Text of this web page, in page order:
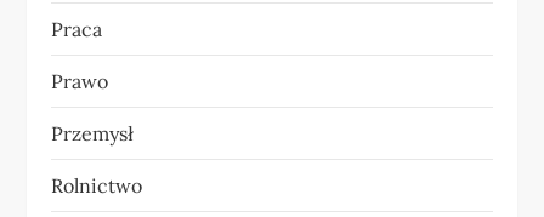
Praca
Prawo
Przemysł
Rolnictwo